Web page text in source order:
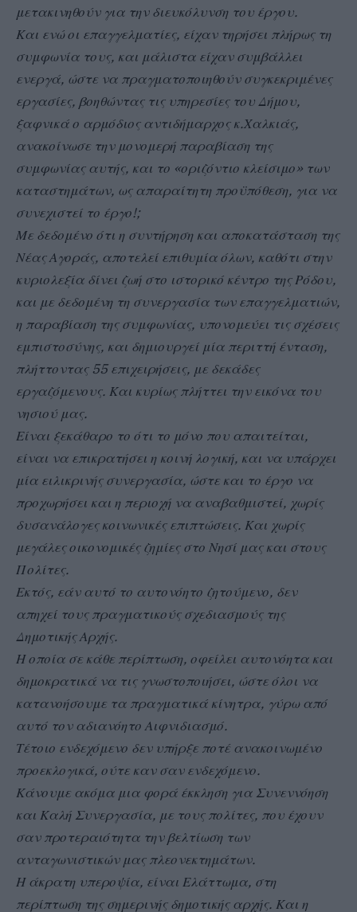
μετακινηθούν για την διευκόλυνση του έργου.
Και ενώ οι επαγγελματίες, είχαν τηρήσει πλήρως τη
συμφωνία τους, και μάλιστα είχαν συμβάλλει
ενεργά, ώστε να πραγματοποιηθούν συγκεκριμένες
εργασίες, βοηθώντας τις υπηρεσίες του Δήμου,
ξαφνικά ο αρμόδιος αντιδήμαρχος κ.Χαλκιάς,
ανακοίνωσε την μονομερή παραβίαση της
συμφωνίας αυτής, και το «οριζόντιο κλείσιμο» των
καταστημάτων, ως απαραίτητη προϋπόθεση, για να
συνεχιστεί το έργο!;
Με δεδομένο ότι η συντήρηση και αποκατάσταση της
Νέας Αγοράς, αποτελεί επιθυμία όλων, καθότι στην
κυριολεξία δίνει ζωή στο ιστορικό κέντρο της Ρόδου,
και με δεδομένη τη συνεργασία των επαγγελματιών,
η παραβίαση της συμφωνίας, υπονομεύει τις σχέσεις
εμπιστοσύνης, και δημιουργεί μία περιττή ένταση,
πλήττοντας 55 επιχειρήσεις, με δεκάδες
εργαζόμενους. Και κυρίως πλήττει την εικόνα του
νησιού μας.
Είναι ξεκάθαρο το ότι το μόνο που απαιτείται,
είναι να επικρατήσει η κοινή λογική, και να υπάρχει
μία ειλικρινής συνεργασία, ώστε και το έργο να
προχωρήσει και η περιοχή να αναβαθμιστεί, χωρίς
δυσανάλογες κοινωνικές επιπτώσεις. Και χωρίς
μεγάλες οικονομικές ζημίες στο Νησί μας και στους
Πολίτες.
Εκτός, εάν αυτό το αυτονόητο ζητούμενο, δεν
απηχεί τους πραγματικούς σχεδιασμούς της
Δημοτικής Αρχής.
Η οποία σε κάθε περίπτωση, οφείλει αυτονόητα και
δημοκρατικά να τις γνωστοποιήσει, ώστε όλοι να
κατανοήσουμε τα πραγματικά κίνητρα, γύρω από
αυτό τον αδιανόητο Αιφνιδιασμό.
Τέτοιο ενδεχόμενο δεν υπήρξε ποτέ ανακοινωμένο
προεκλογικά, ούτε καν σαν ενδεχόμενο.
Κάνουμε ακόμα μια φορά έκκληση για Συνεννόηση
και Καλή Συνεργασία, με τους πολίτες, που έχουν
σαν προτεραιότητα την βελτίωση των
ανταγωνιστικών μας πλεονεκτημάτων.
Η άκρατη υπεροψία, είναι Ελάττωμα, στη
περίπτωση της σημερινής δημοτικής αρχής. Και η